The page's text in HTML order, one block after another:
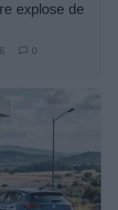
explose de
0